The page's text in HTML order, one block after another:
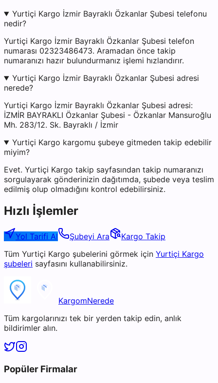
Yurtiçi Kargo İzmir Bayraklı Özkanlar Şubesi telefonu
nedir?
Yurtiçi Kargo İzmir Bayraklı Özkanlar Şubesi telefon
numarası 02323486473. Aramadan önce takip
numaranızı hazır bulundurmanız işlemi hızlandırır.
Yurtiçi Kargo İzmir Bayraklı Özkanlar Şubesi adresi
nerede?
Yurtiçi Kargo İzmir Bayraklı Özkanlar Şubesi adresi:
İZMİR BAYRAKLI Özkanlar Şubesi - Özkanlar Mansuroğlu
Mh. 283/12. Sk. Bayraklı / İzmir
Yurtiçi Kargo kargomu şubeye gitmeden takip edebilir
miyim?
Evet. Yurtiçi Kargo takip sayfasından takip numaranızı
sorgulayarak gönderinizin dağıtımda, şubede veya teslim
edilmiş olup olmadığını kontrol edebilirsiniz.
Hızlı İşlemler
Yol Tarifi Al Şubeyi Ara
Kargo Takip
Tüm Yurtiçi Kargo şubelerini görmek için Yurtiçi Kargo
şubeleri sayfasını kullanabilirsiniz.
KargomNerede
Tüm kargolarınızı tek bir yerden takip edin, anlık
bildirimler alın.
Popüler Firmalar